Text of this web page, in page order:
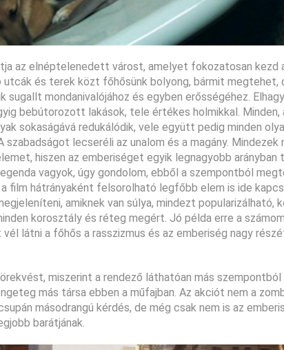
az elnéptelenedett várost, amelyet fokozatosan kezd
és terek közt főhősünk bolyong, bármit megtehet,
mondanivalójához és egyben erősségéhez.
bebútorozott lakások, tele értékes holmikkal. Minden,
sokaságává redukálódik, vele együtt pedig minden
lecseréli az unalom és a magány.
hiszen az emberiséget egyik legnagyobb arányban
vagyok, úgy gondolom, ebből a szempontból
film hátrányaként felsorolható legfőbb elem is ide
amiknek van súlya, mindezt popularizálható,
korosztály és réteg megért. Jó példa erre a
látni a főhős a rasszizmus és az emberiség nagy
miszerint a rendező láthatóan más szempontból
más társa ebben a műfajban. Az akciót nem a
másodrangú kérdés, de még csak nem is az
barátjának.